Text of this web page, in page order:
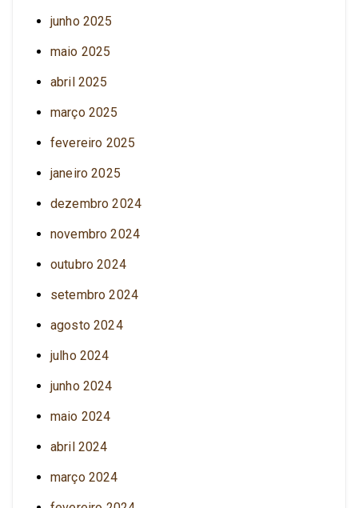
junho 2025
maio 2025
abril 2025
março 2025
fevereiro 2025
janeiro 2025
dezembro 2024
novembro 2024
outubro 2024
setembro 2024
agosto 2024
julho 2024
junho 2024
maio 2024
abril 2024
março 2024